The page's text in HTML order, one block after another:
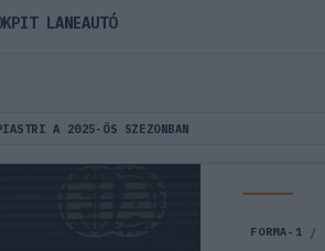
A 2025-ÖS SZEZONBAN
FORMA-1 /
PIT LANEAUTÓ